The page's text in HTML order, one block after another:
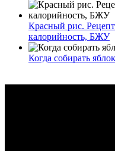
Красный рис.
калорийность, БЖУ
Когда собирать